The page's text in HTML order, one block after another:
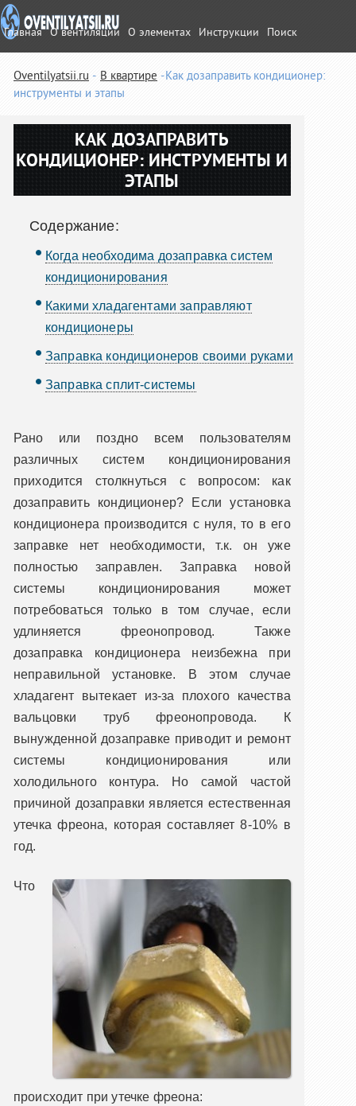
Главная О вентиляции О элементах Инструкции Поиск
Oventilyatsii.ru В квартире Как дозаправить кондиционер:
инструменты и этапы
КАК ДОЗАПРАВИТЬ
КОНДИЦИОНЕР: ИНСТРУМЕНТЫ И
ЭТАПЫ
Содержание:
Когда необходима дозаправка систем
кондиционирования
Какими хладагентами заправляют
кондиционеры
Заправка кондиционеров своими руками
Заправка сплит-системы
Рано или поздно всем пользователям
различных систем кондиционирования
приходится столкнуться с вопросом: как
дозаправить кондиционер? Если установка
кондиционера производится с нуля, то в его
заправке нет необходимости, т.к. он уже
полностью заправлен. Заправка новой
системы кондиционирования может
потребоваться только в том случае, если
удлиняется фреонопровод. Также
дозаправка кондиционера неизбежна при
неправильной установке. В этом случае
хладагент вытекает из-за плохого качества
вальцовки труб фреонопровода. К
вынужденной дозаправке приводит и ремонт
системы кондиционирования или
холодильного контура. Но самой частой
причиной дозаправки является естественная
утечка фреона, которая составляет 8-10% в
год.
Что
происходит при утечке фреона: